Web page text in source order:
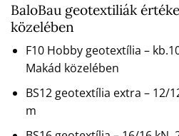
BaloBau geotextiliák
közelében
F10 Hobby geotextília –
Makád közelében
BS12 geotextília extra – 12/
m